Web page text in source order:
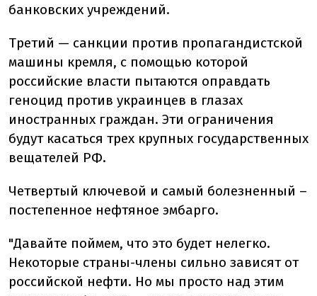
банковских учреждений.
Третий — санкции против пропагандистской
машины кремля, с помощью которой
российские власти пытаются оправдать
геноцид против украинцев в глазах
иностранных граждан. Эти ограничения
будут касаться трех крупных государственных
вещателей РФ.
Четвертый ключевой и самый болезненный –
постепенное нефтяное эмбарго.
"Давайте поймем, что это будет нелегко.
Некоторые страны-члены сильно зависят от
российской нефти. Но мы просто над этим